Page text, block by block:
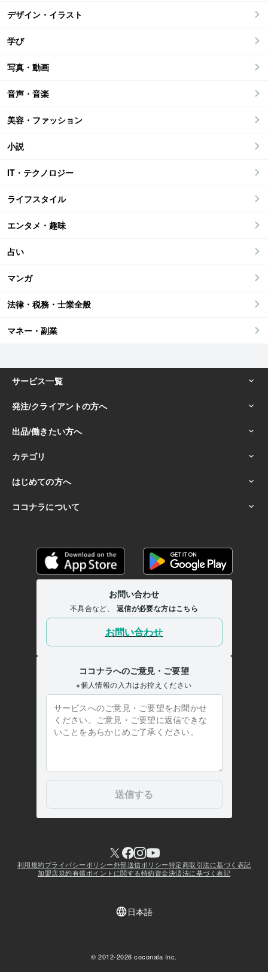
デザイン・イラスト
学び
写真・動画
音声・音楽
美容・ファッション
小説
IT・テクノロジー
ライフスタイル
エンタメ・趣味
占い
マンガ
法律・税務・士業全般
マネー・副業